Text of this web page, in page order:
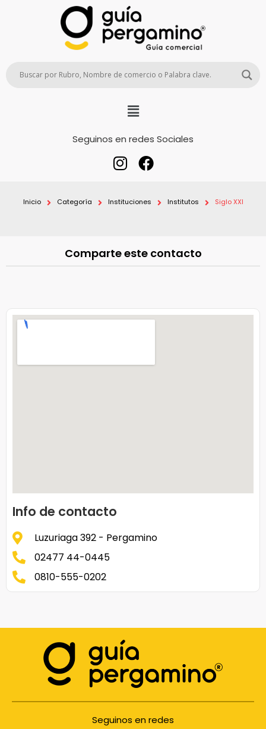
Seguinos en redes Sociales
Inicio Categoría Instituciones Institutos Siglo XXI
Comparte este contacto
Info de contacto
Luzuriaga 392 - Pergamino
02477 44-0445
0810-555-0202
Seguinos en redes